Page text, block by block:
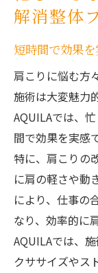
解消整体
短時間で効果
肩こりに悩む方
施術は大変魅力
AQUILAでは、
間で効果を実感
特に、肩こりの
に肩の軽さや動
により、仕事の
なり、効率的に
AQUILAでは、
クササイズやス